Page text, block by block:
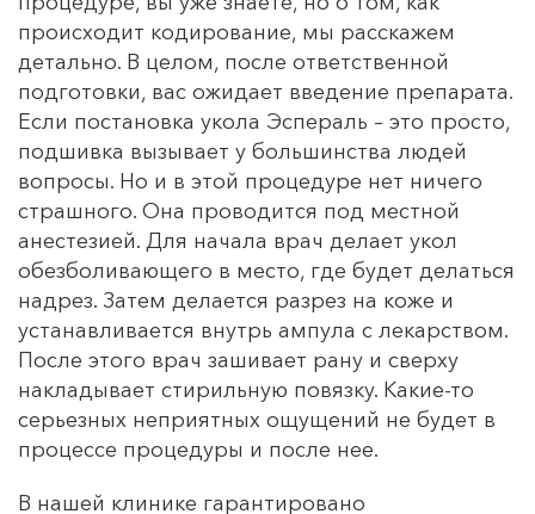
происходит кодирование, мы расскажем
детально. В целом, после ответственной
подготовки, вас ожидает введение препарата.
Если постановка укола Эспераль – это просто,
подшивка вызывает у большинства людей
вопросы. Но и в этой процедуре нет ничего
страшного. Она проводится под местной
анестезией. Для начала врач делает укол
обезболивающего в место, где будет делаться
надрез. Затем делается разрез на коже и
устанавливается внутрь ампула с лекарством.
После этого врач зашивает рану и сверху
накладывает стирильную повязку. Какие-то
серьезных неприятных ощущений не будет в
процессе процедуры и после нее.
В нашей клинике гарантировано